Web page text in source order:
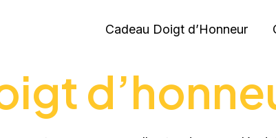
Cadeau Doigt d’Honneur